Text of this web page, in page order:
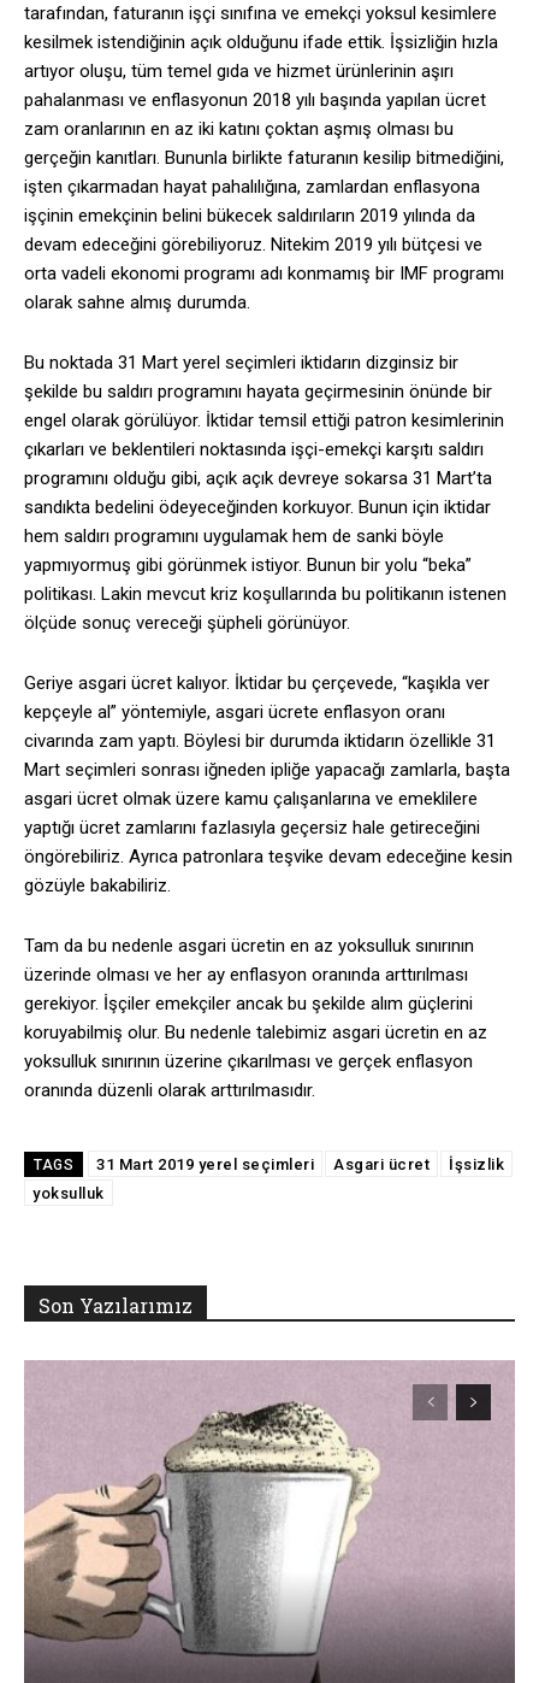
tarafından, faturanın işçi sınıfına ve emekçi yoksul kesimlere
kesilmek istendiğinin açık olduğunu ifade ettik. İşsizliğin hızla
artıyor oluşu, tüm temel gıda ve hizmet ürünlerinin aşırı
pahalanması ve enflasyonun 2018 yılı başında yapılan ücret
zam oranlarının en az iki katını çoktan aşmış olması bu
gerçeğin kanıtları. Bununla birlikte faturanın kesilip bitmediğini,
işten çıkarmadan hayat pahalılığına, zamlardan enflasyona
işçinin emekçinin belini bükecek saldırıların 2019 yılında da
devam edeceğini görebiliyoruz. Nitekim 2019 yılı bütçesi ve
orta vadeli ekonomi programı adı konmamış bir IMF programı
olarak sahne almış durumda.
Bu noktada 31 Mart yerel seçimleri iktidarın dizginsiz bir
şekilde bu saldırı programını hayata geçirmesinin önünde bir
engel olarak görülüyor. İktidar temsil ettiği patron kesimlerinin
çıkarları ve beklentileri noktasında işçi-emekçi karşıtı saldırı
programını olduğu gibi, açık açık devreye sokarsa 31 Mart’ta
sandıkta bedelini ödeyeceğinden korkuyor. Bunun için iktidar
hem saldırı programını uygulamak hem de sanki böyle
yapmıyormuş gibi görünmek istiyor. Bunun bir yolu “beka”
politikası. Lakin mevcut kriz koşullarında bu politikanın istenen
ölçüde sonuç vereceği şüpheli görünüyor.
Geriye asgari ücret kalıyor. İktidar bu çerçevede, “kaşıkla ver
kepçeyle al” yöntemiyle, asgari ücrete enflasyon oranı
civarında zam yaptı. Böylesi bir durumda iktidarın özellikle 31
Mart seçimleri sonrası iğneden ipliğe yapacağı zamlarla, başta
asgari ücret olmak üzere kamu çalışanlarına ve emeklilere
yaptığı ücret zamlarını fazlasıyla geçersiz hale getireceğini
öngörebiliriz. Ayrıca patronlara teşvike devam edeceğine kesin
gözüyle bakabiliriz.
Tam da bu nedenle asgari ücretin en az yoksulluk sınırının
üzerinde olması ve her ay enflasyon oranında arttırılması
gerekiyor. İşçiler emekçiler ancak bu şekilde alım güçlerini
koruyabilmiş olur. Bu nedenle talebimiz asgari ücretin en az
yoksulluk sınırının üzerine çıkarılması ve gerçek enflasyon
oranında düzenli olarak arttırılmasıdır.
TAGS 31 Mart 2019 yerel seçimleri Asgari ücret
İşsizlik
yoksulluk
Son Yazılarımız